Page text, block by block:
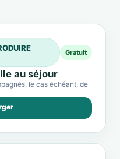
Gratuit
au séjour
le cas échéant, de